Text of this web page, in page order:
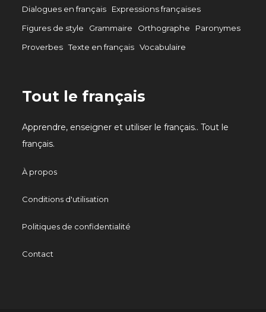
Dialogues en français
Expressions françaises
Figures de style
Grammaire Orthographe
Paronymes
Proverbes Texte en français Vocabulaire
Tout le français
Apprendre, enseigner et utiliser le français.. Tout le
français.
À propos
Conditions d'utilisation
Politiques de confidentialité
Contact